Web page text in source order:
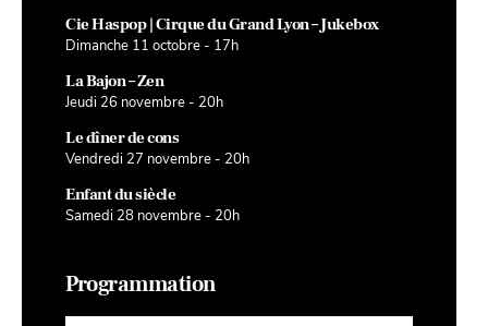
Cie Haspop | Cirque du Grand Lyon – Jukebox
Dimanche 11 octobre - 17h
La Bajon – Zen
Jeudi 26 novembre - 20h
Le dîner de cons
Vendredi 27 novembre - 20h
Enfant du siècle
Samedi 28 novembre - 20h
Programmation